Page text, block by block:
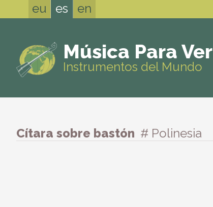
eu es en
Música Para Ver
Instrumentos del Mundo
Cítara sobre bastón # Polinesia